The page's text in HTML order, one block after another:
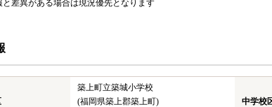
差異がある場合は現況優先となります
築上町立築城小学校
(福岡県築上郡築上町)
中学校